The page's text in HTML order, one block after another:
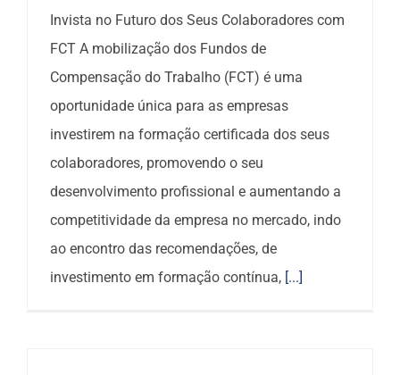
Invista no Futuro dos Seus Colaboradores com
FCT A mobilização dos Fundos de
Compensação do Trabalho (FCT) é uma
oportunidade única para as empresas
investirem na formação certificada dos seus
colaboradores, promovendo o seu
desenvolvimento profissional e aumentando a
competitividade da empresa no mercado, indo
ao encontro das recomendações, de
investimento em formação contínua, [...]